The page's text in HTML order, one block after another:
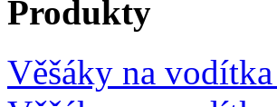
Produkty
Věšáky na